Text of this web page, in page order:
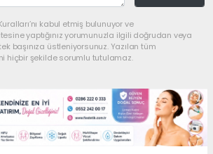
kabul etmiş bulunuyor ve
yaptığınız yorumunuzla ilgili doğrudan veya
başınıza üstleniyorsunuz. Yazılan tüm
hiçbir şekilde sorumlu tutulamaz.